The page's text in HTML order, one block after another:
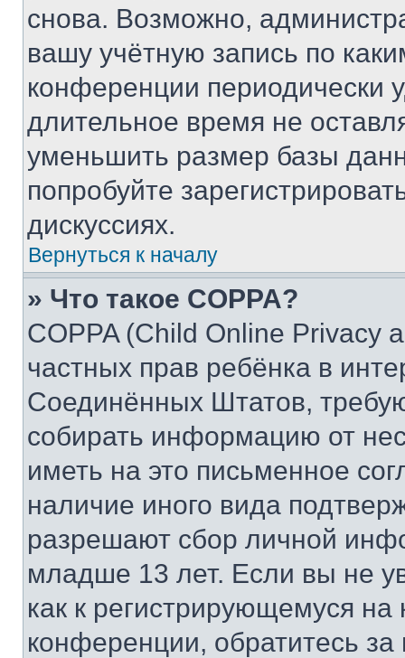
снова. Возможно,
вашу учётную запись по
конференции периодически
длительное время не
уменьшить размер базы
попробуйте
дискуссиях.
Вернуться к началу
» Что такое COPPA?
COPPA (Child Online Privacy
частных прав ребёнка в
Соединённых Штатов,
собирать информацию от
иметь на это письменное
наличие иного вида
разрешают сбор личной
младше 13 лет. Если вы не
как к регистрирующемуся
конференции, обратитесь